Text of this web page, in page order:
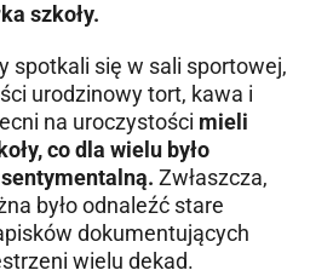
szkoły.
spotkali się w sali sportowej,
urodzinowy tort, kawa i
na uroczystości mieli
co dla wielu było
Zwłaszcza,
było odnaleźć stare
dokumentujących
wielu dekad.